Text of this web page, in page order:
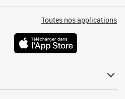
Toutes nos applications